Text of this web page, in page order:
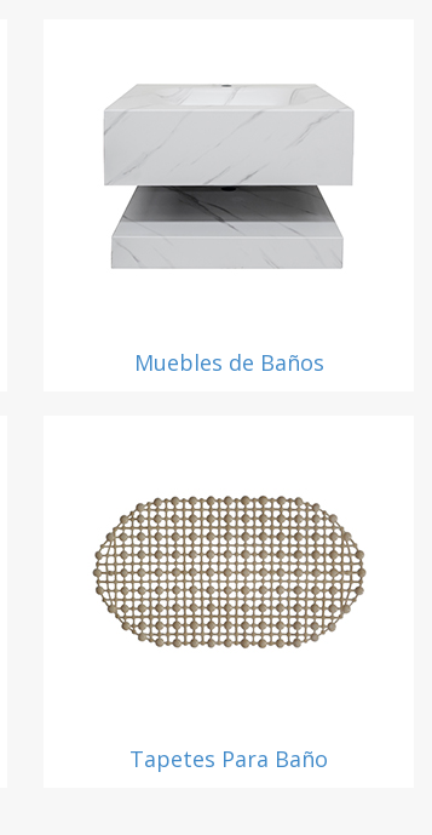
Muebles de Baños
Tapetes Para Baño